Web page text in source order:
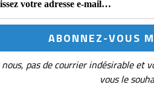
pas de courrier indésirable et
vous le